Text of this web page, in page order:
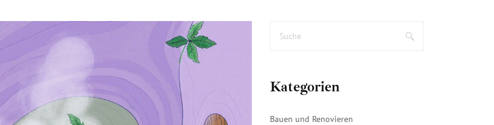
Kategorien
Bauen und Renovieren